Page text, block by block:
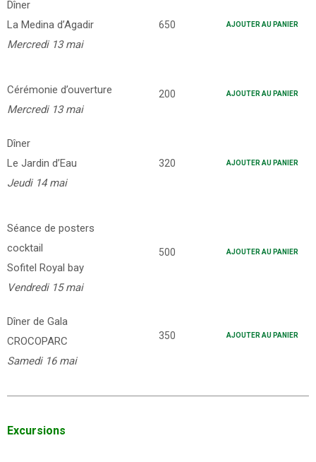
Dîner
La Medina d’Agadir
Mercredi 13 mai
650 AJOUTER AU PANIER
Cérémonie d’ouverture
Mercredi 13 mai
200 AJOUTER AU PANIER
Dîner
Le Jardin d’Eau
Jeudi 14 mai
320 AJOUTER AU PANIER
Séance de posters
cocktail
Sofitel Royal bay
Vendredi 15 mai
500 AJOUTER AU PANIER
Dîner de Gala
CROCOPARC
Samedi 16 mai
350 AJOUTER AU PANIER
Excursions